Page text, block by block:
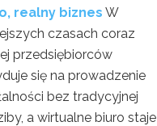
realny biznes W
czasach coraz
przedsiębiorców
się na prowadzenie
bez tradycyjnej
a wirtualne biuro staje